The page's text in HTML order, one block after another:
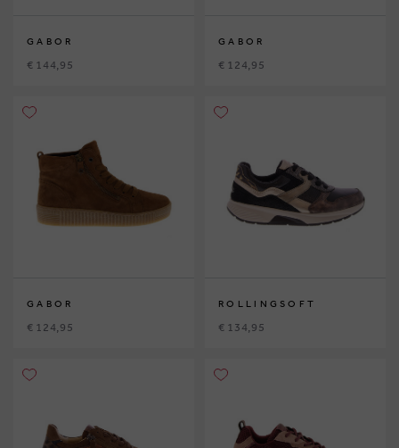
GABOR
€ 144,95
GABOR
€ 124,95
GABOR
€ 124,95
ROLLINGSOFT
€ 134,95